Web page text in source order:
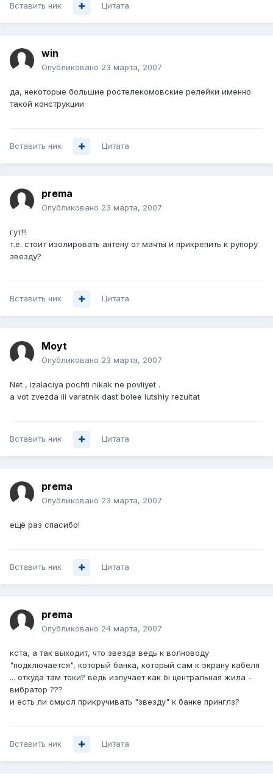
Вставить ник Цитата
win
Опубликовано 23 марта, 2007
да, некоторые большие ростелекомовские релейки именно
такой конструкции
Вставить ник Цитата
prema
Опубликовано 23 марта, 2007
гут!!!
т.е. стоит изолировать антену от мачты и прикрепить к рупору
звезду?
Вставить ник Цитата
Moyt
Опубликовано 23 марта, 2007
Net , izalaciya pochti nikak ne povliyet .
a vot zvezda ili varatnik dast bolee lutshiy rezultat
Вставить ник Цитата
prema
Опубликовано 23 марта, 2007
ещё раз спасибо!
Вставить ник Цитата
prema
Опубликовано 24 марта, 2007
кста, а так выходит, что звезда ведь к волноводу
"подключается", который банка, который сам к экрану кабеля
... откуда там токи? ведь излучает как бі центральная жила -
вибратор ???
и есть ли смысл прикручивать "звезду" к банке принглз?
Вставить ник Цитата